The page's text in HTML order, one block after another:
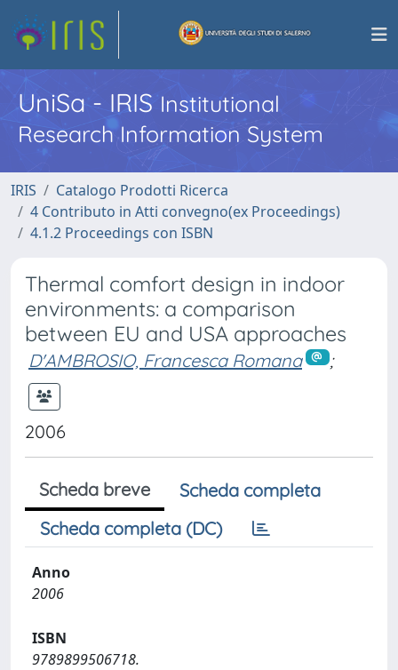
UniSa - IRISInstitutional
Research Information System
IRIS
Catalogo Prodotti Ricerca
4 Contributo in Atti convegno(ex Proceedings)
4.1.2 Proceedings con ISBN
Thermal comfort design in indoor
environments: a comparison
between EU and USA approaches
D'AMBROSIO, Francesca Romana ;
2006
Scheda breve
Scheda completa
Scheda completa (DC)
Anno
2006
ISBN
9789899506718.